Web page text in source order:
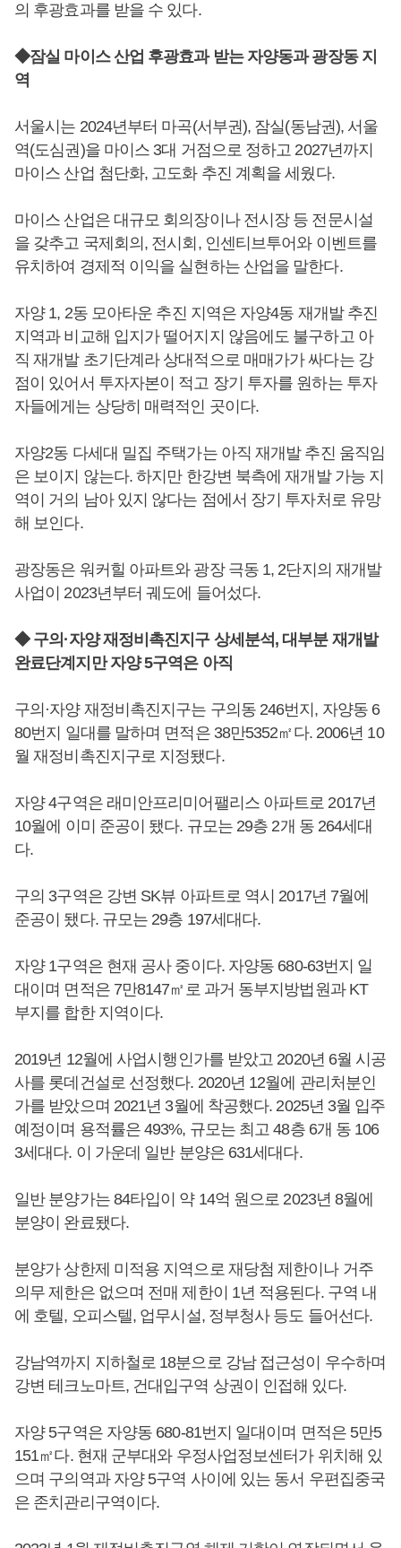
의 후광효과를 받을 수 있다.
◆잠실 마이스 산업 후광효과 받는 자양동과 광장동 지
역
서울시는 2024년부터 마곡(서부권), 잠실(동남권), 서울
역(도심권)을 마이스 3대 거점으로 정하고 2027년까지
마이스 산업 첨단화, 고도화 추진 계획을 세웠다.
마이스 산업은 대규모 회의장이나 전시장 등 전문시설
을 갖추고 국제회의, 전시회, 인센티브투어와 이벤트를
유치하여 경제적 이익을 실현하는 산업을 말한다.
자양 1, 2동 모아타운 추진 지역은 자양4동 재개발 추진
지역과 비교해 입지가 떨어지지 않음에도 불구하고 아
직 재개발 초기단계라 상대적으로 매매가가 싸다는 강
점이 있어서 투자자본이 적고 장기 투자를 원하는 투자
자들에게는 상당히 매력적인 곳이다.
자양2동 다세대 밀집 주택가는 아직 재개발 추진 움직임
은 보이지 않는다. 하지만 한강변 북측에 재개발 가능 지
역이 거의 남아 있지 않다는 점에서 장기 투자처로 유망
해 보인다.
광장동은 워커힐 아파트와 광장 극동 1, 2단지의 재개발
사업이 2023년부터 궤도에 들어섰다.
◆ 구의·자양 재정비촉진지구 상세분석, 대부분 재개발
완료단계지만 자양 5구역은 아직
구의·자양 재정비촉진지구는 구의동 246번지, 자양동 6
80번지 일대를 말하며 면적은 38만5352㎡다. 2006년 10
월 재정비촉진지구로 지정됐다.
자양 4구역은 래미안프리미어팰리스 아파트로 2017년
10월에 이미 준공이 됐다. 규모는 29층 2개 동 264세대
다.
구의 3구역은 강변 SK뷰 아파트로 역시 2017년 7월에
준공이 됐다. 규모는 29층 197세대다.
자양 1구역은 현재 공사 중이다. 자양동 680-63번지 일
대이며 면적은 7만8147㎡로 과거 동부지방법원과 KT
부지를 합한 지역이다.
2019년 12월에 사업시행인가를 받았고 2020년 6월 시공
사를 롯데건설로 선정했다. 2020년 12월에 관리처분인
가를 받았으며 2021년 3월에 착공했다. 2025년 3월 입주
예정이며 용적률은 493%, 규모는 최고 48층 6개 동 106
3세대다. 이 가운데 일반 분양은 631세대다.
일반 분양가는 84타입이 약 14억 원으로 2023년 8월에
분양이 완료됐다.
분양가 상한제 미적용 지역으로 재당첨 제한이나 거주
의무 제한은 없으며 전매 제한이 1년 적용된다. 구역 내
에 호텔, 오피스텔, 업무시설, 정부청사 등도 들어선다.
강남역까지 지하철로 18분으로 강남 접근성이 우수하며
강변 테크노마트, 건대입구역 상권이 인접해 있다.
자양 5구역은 자양동 680-81번지 일대이며 면적은 5만5
151㎡다. 현재 군부대와 우정사업정보센터가 위치해 있
으며 구의역과 자양 5구역 사이에 있는 동서 우편집중국
은 존치관리구역이다.